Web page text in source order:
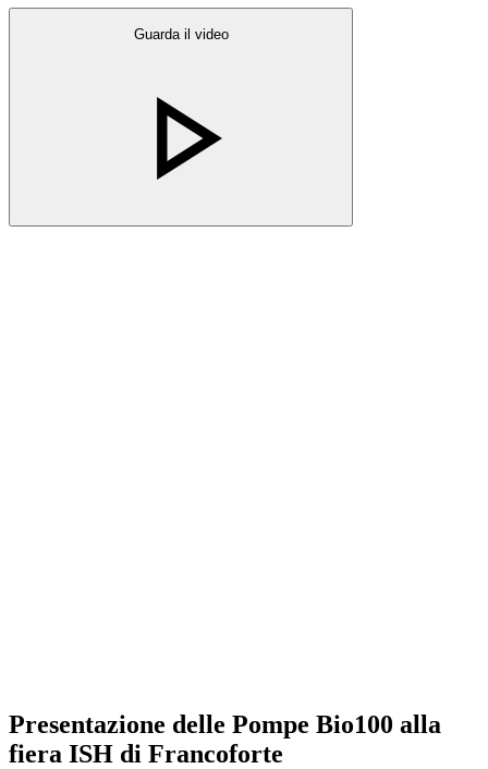
Guarda il video
Presentazione delle Pompe Bio100 alla
fiera ISH di Francoforte